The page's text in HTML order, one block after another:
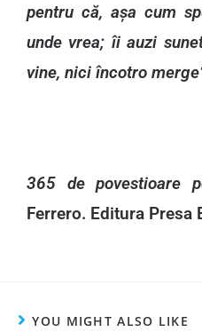
pentru că, așa cum
unde vrea; îi auzi
vine, nici încotro
365 de povestioare
Ferrero. Editura Presa
YOU MIGHT ALSO LIKE